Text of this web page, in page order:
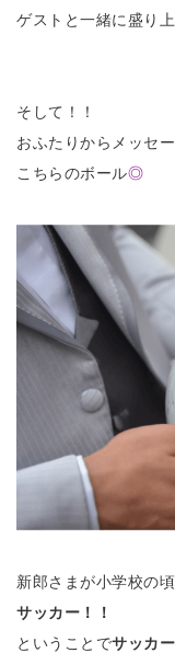
ゲストと一緒に盛り
そして！！
おふたりからメッセ
こちらのボール◎
新郎さまが小学校の
サッカー！！
ということでサッカ